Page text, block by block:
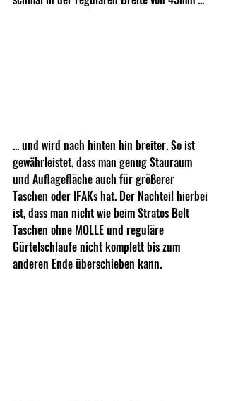
... und wird nach hinten hin breiter. So ist
gewährleistet, dass man genug Stauraum
und Auflagefläche auch für größerer
Taschen oder IFAKs hat. Der Nachteil hierbei
ist, dass man nicht wie beim Stratos Belt
Taschen ohne MOLLE und reguläre
Gürtelschlaufe nicht komplett bis zum
anderen Ende überschieben kann.